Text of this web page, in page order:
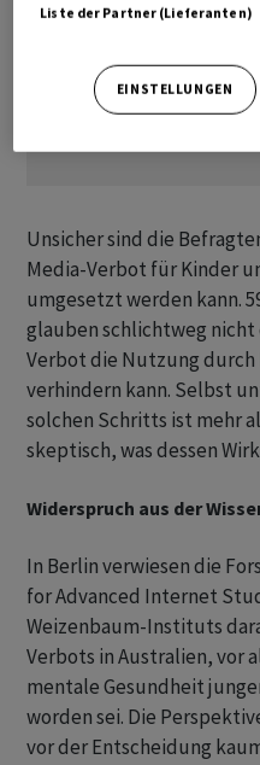
Unsicher sind die
Media-Verbot für Kinder
umgesetzt werden kann.
glauben schlichtweg nicht
Verbot die Nutzung
verhindern kann. Selbst
solchen Schritts ist mehr
skeptisch, was dessen
Widerspruch aus der
In Berlin verwiesen die
for Advanced Internet
Weizenbaum-Instituts
Verbots in Australien, vor
mentale Gesundheit
worden sei. Die
vor der Entscheidung
Liste der Partner (Lieferanten)
EINSTELLUNGEN